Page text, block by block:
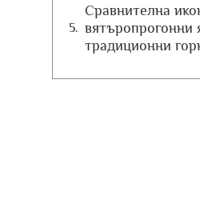
Сравнителна
вятъропрогонни
традиционни